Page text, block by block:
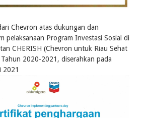
Chevron atas dukungan dan
pelaksanaan Program Investasi Sosial di
CHERISH (Chevron untuk Riau Sehat
2020-2021, diserahkan pada
2021